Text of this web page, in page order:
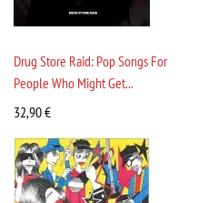
Drug Store Raid: Pop Songs For
People Who Might Get...
32,90€